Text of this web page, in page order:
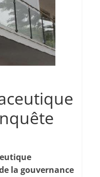
la gouvernance